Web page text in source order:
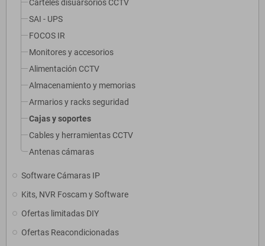
Carteles disuarsorios CCTV
SAI - UPS
FOCOS IR
Monitores y accesorios
Alimentación CCTV
Almacenamiento y memorias
Armarios y racks seguridad
Cajas y soportes
Cables y herramientas CCTV
Antenas cámaras
Software Cámaras IP
Kits, NVR Foscam y Software
Ofertas limitadas DIY
Ofertas Reacondicionadas